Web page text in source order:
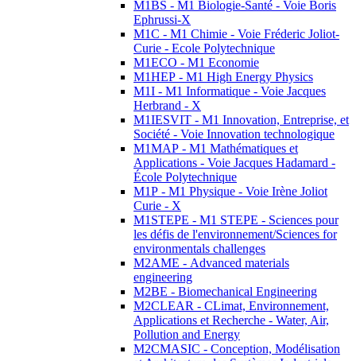
M1BS - M1 Biologie-Santé - Voie Boris
Ephrussi-X
M1C - M1 Chimie - Voie Fréderic Joliot-
Curie - Ecole Polytechnique
M1ECO - M1 Economie
M1HEP - M1 High Energy Physics
M1I - M1 Informatique - Voie Jacques
Herbrand - X
M1IESVIT - M1 Innovation, Entreprise, et
Société - Voie Innovation technologique
M1MAP - M1 Mathématiques et
Applications - Voie Jacques Hadamard -
École Polytechnique
M1P - M1 Physique - Voie Irène Joliot
Curie - X
M1STEPE - M1 STEPE - Sciences pour
les défis de l'environnement/Sciences for
environmentals challenges
M2AME - Advanced materials
engineering
M2BE - Biomechanical Engineering
M2CLEAR - CLimat, Environnement,
Applications et Recherche - Water, Air,
Pollution and Energy
M2CMASIC - Conception, Modélisation